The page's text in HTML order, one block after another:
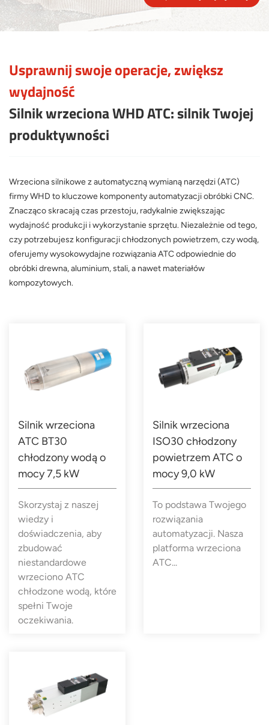
Usprawnij swoje operacje, zwiększ
wydajność
Silnik wrzeciona WHD ATC: silnik Twojej
produktywności
Wrzeciona silnikowe z automatyczną wymianą narzędzi (ATC)
firmy WHD to kluczowe komponenty automatyzacji obróbki CNC.
Znacząco skracają czas przestoju, radykalnie zwiększając
wydajność produkcji i wykorzystanie sprzętu. Niezależnie od tego,
czy potrzebujesz konfiguracji chłodzonych powietrzem, czy wodą,
oferujemy wysokowydajne rozwiązania ATC odpowiednie do
obróbki drewna, aluminium, stali, a nawet materiałów
kompozytowych.
Silnik wrzeciona
ATC BT30
chłodzony wodą o
mocy 7,5 kW
Skorzystaj z naszej
wiedzy i
doświadczenia, aby
zbudować
niestandardowe
wrzeciono ATC
chłodzone wodą, które
spełni Twoje
oczekiwania.
Silnik wrzeciona
ISO30 chłodzony
powietrzem ATC o
mocy 9,0 kW
To podstawa Twojego
rozwiązania
automatyzacji. Nasza
platforma wrzeciona
ATC...